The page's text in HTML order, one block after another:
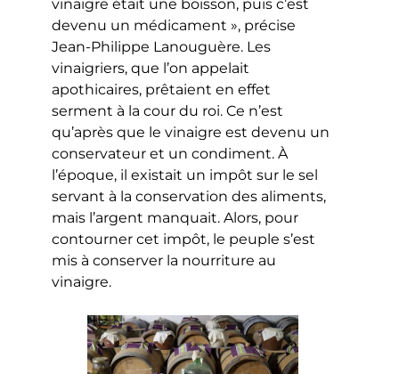
vinaigre était une boisson, puis c’est
devenu un médicament », précise
Jean-Philippe Lanouguère. Les
vinaigriers, que l’on appelait
apothicaires, prêtaient en effet
serment à la cour du roi. Ce n’est
qu’après que le vinaigre est devenu un
conservateur et un condiment. À
l’époque, il existait un impôt sur le sel
servant à la conservation des aliments,
mais l’argent manquait. Alors, pour
contourner cet impôt, le peuple s’est
mis à conserver la nourriture au
vinaigre.